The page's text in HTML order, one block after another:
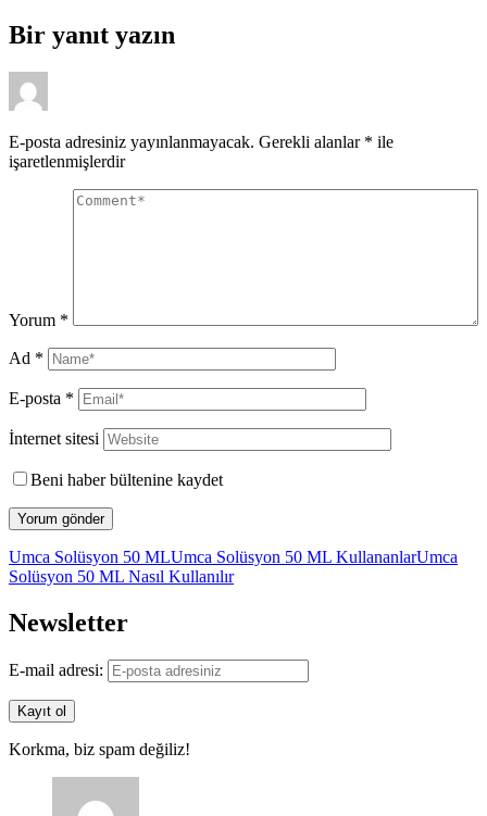
Bir yanıt yazın
E-posta adresiniz yayınlanmayacak. Gerekli alanlar * ile
işaretlenmişlerdir
Yorum *
Ad *
E-posta *
İnternet sitesi
Beni haber bültenine kaydet
Umca Solüsyon 50 MLUmca Solüsyon 50 ML KullananlarUmca
Solüsyon 50 ML Nasıl Kullanılır
Newsletter
E-mail adresi:
Korkma, biz spam değiliz!